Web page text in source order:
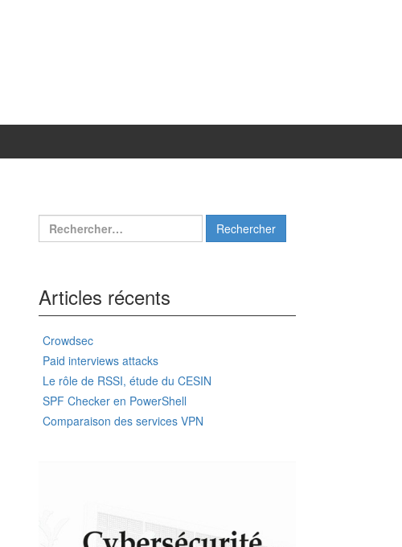
Rechercher :
Articles récents
Crowdsec
Paid interviews attacks
Le rôle de RSSI, étude du CESIN
SPF Checker en PowerShell
Comparaison des services VPN